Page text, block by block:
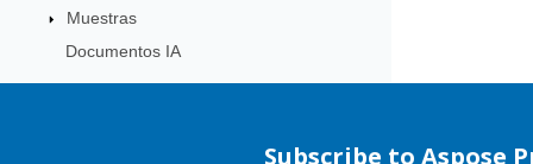
Muestras
Documentos IA
Subscribe to Aspose